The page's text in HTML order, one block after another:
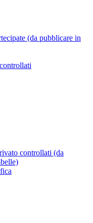
(da pubblicare in
controllati (da